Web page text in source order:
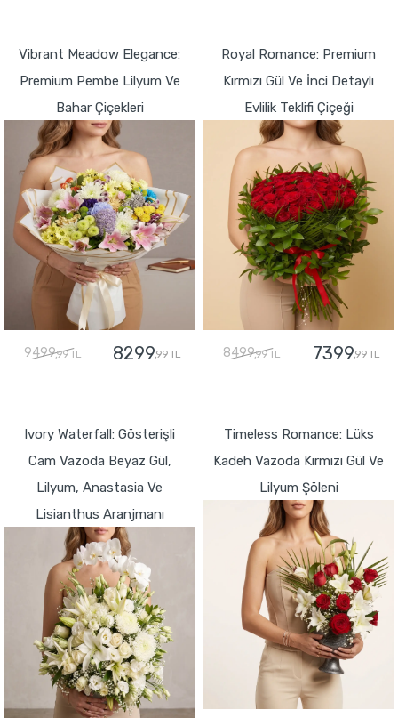
Vibrant Meadow Elegance:
Premium Pembe Lilyum Ve
Bahar Çiçekleri
9499,99 TL 8299,99 TL
Royal Romance: Premium
Kırmızı Gül Ve İnci Detaylı
Evlilik Teklifi Çiçeği
8499,99 TL 7399,99 TL
Ivory Waterfall: Gösterişli
Cam Vazoda Beyaz Gül,
Lilyum, Anastasia Ve
Lisianthus Aranjmanı
Timeless Romance: Lüks
Kadeh Vazoda Kırmızı Gül Ve
Lilyum Şöleni